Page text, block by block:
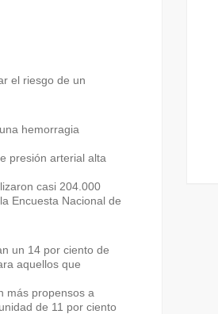
el riesgo de un
hemorragia
presión arterial alta
casi 204.000
Encuesta Nacional de
un 14 por ciento de
aquellos que
más propensos a
de 11 por ciento